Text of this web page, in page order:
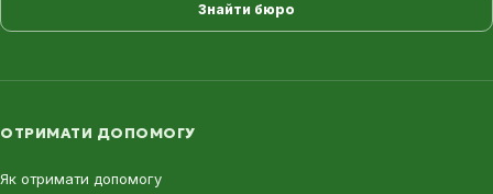
Знайти бюро
ОТРИМАТИ ДОПОМОГУ
Як отримати допомогу